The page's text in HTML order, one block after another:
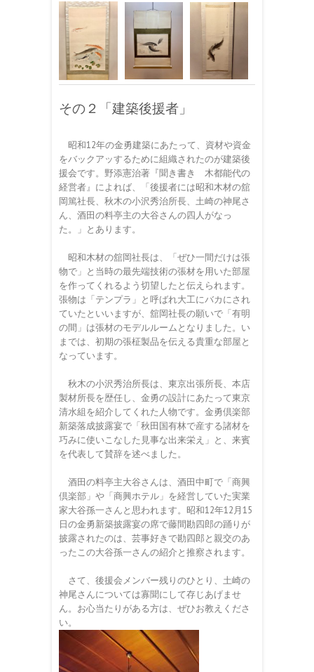
その２「建築後援者」
昭和12年の金勇建築にあたって、資材や資金
をバックアッするために組織されたのが建築後
援会です。野添憲治著『聞き書き 木都能代の
経営者』によれば、「後援者には昭和木材の舘
岡篤社長、秋木の小沢秀治所長、土崎の神尾さ
ん、酒田の料亭主の大谷さんの四人がなっ
た。」とあります。
昭和木材の舘岡社長は、「ぜひ一間だけは張
物で」と当時の最先端技術の張材を用いた部屋
を作ってくれるよう切望したと伝えられます。
張物は「テンプラ」と呼ばれ大工にバカにされ
ていたといいますが、舘岡社長の願いで「有明
の間」は張材のモデルルームとなりました。い
までは、初期の張柾製品を伝える貴重な部屋と
なっています。
秋木の小沢秀治所長は、東京出張所長、本店
製材所長を歴任し、金勇の設計にあたって東京
清水組を紹介してくれた人物です。金勇倶楽部
新築落成披露宴で「秋田国有林で産する諸材を
巧みに使いこなした見事な出来栄え」と、来賓
を代表して賛辞を述べました。
酒田の料亭主大谷さんは、酒田中町で「商興
倶楽部」や「商興ホテル」を経営していた実業
家大谷孫一さんと思われます。昭和12年12月15
日の金勇新築披露宴の席で藤間勘四郎の踊りが
披露されたのは、芸事好きで勘四郎と親交のあ
ったこの大谷孫一さんの紹介と推察されます。
さて、後援会メンバー残りのひとり、土崎の
神尾さんについては寡聞にして存じあげませ
ん。お心当たりがある方は、ぜひお教えくださ
い。